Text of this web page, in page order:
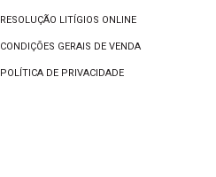
RESOLUÇÃO LITÍGIOS ONLINE
CONDIÇÕES GERAIS DE VENDA
POLÍTICA DE PRIVACIDADE